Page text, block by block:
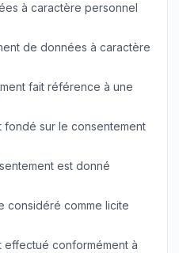
à caractère personnel
de données à caractère
fait référence à une
fondé sur le consentement
est donné
considéré comme licite
effectué conformément à